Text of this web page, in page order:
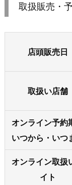
取扱販売・
店頭販売日
取扱い店舗
オンライン予約
いつから・いつ
オンライン取扱
イト